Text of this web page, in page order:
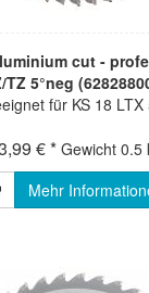
cut -
TZ 5°neg
für KS 18 LTX
€ *Gewicht 0.5
Mehr